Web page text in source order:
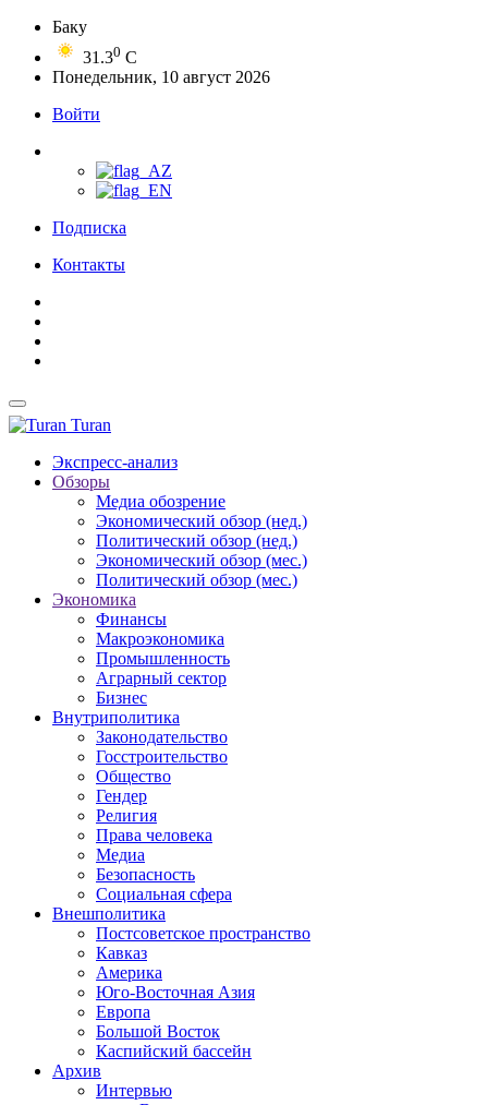
Баку
31.30 C
Понедельник, 10 август 2026
Войти
Подписка
Контакты
Turan
Экспресс-анализ
Обзоры
Медиа обозрение
Экономический обзор (нед.)
Политический обзор (нед.)
Экономический обзор (мес.)
Политический обзор (мес.)
Экономика
Финансы
Макроэкономика
Промышленность
Аграрный сектор
Бизнес
Внутриполитика
Законодательство
Госстроительство
Общество
Гендер
Религия
Права человека
Медиа
Безопасность
Социальная сфера
Внешполитика
Постсоветское пространство
Кавказ
Америка
Юго-Восточная Азия
Европа
Большой Восток
Каспийский бассейн
Архив
Интервью